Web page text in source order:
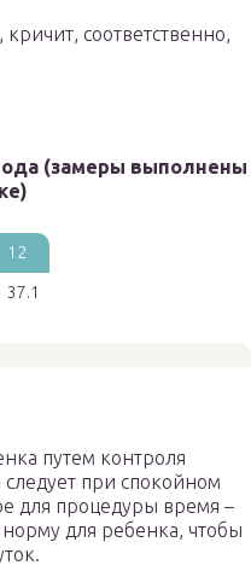
соответственно,
(замеры выполнены
12
37.1
путем контроля
при спокойном
для процедуры время –
для ребенка, чтобы